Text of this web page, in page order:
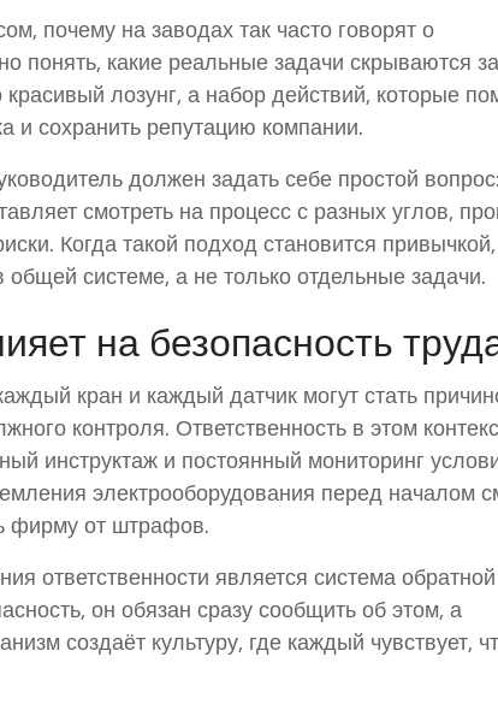
почему на заводах так часто говорят о
понять, какие реальные задачи скрываются
лозунг, а набор действий, которые
и сохранить репутацию компании.
должен задать себе простой
смотреть на процесс с разных углов,
Когда такой подход становится привычкой,
системе, а не только отдельные задачи.
на безопасность
кран и каждый датчик могут стать
контроля. Ответственность в этом
инструктаж и постоянный мониторинг
электрооборудования перед началом
фирму от штрафов.
ответственности является система обратной
он обязан сразу сообщить об этом, а
создаёт культуру, где каждый чувствует,